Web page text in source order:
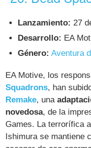
Lanzamiento: 27
Desarrollo: EA
Género: Aventura
EA Motive, los
Squadrons, han
Remake, una
novedosa, de la
Games. La terrorífica
Ishimura se mantiene